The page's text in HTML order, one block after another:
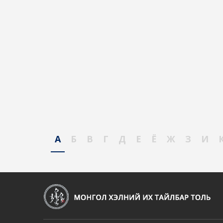
А Б В Г Д Е Ё Ж З И